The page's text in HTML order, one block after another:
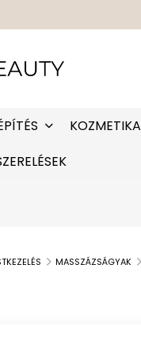
KOZMETIKA
MASSZÁZSÁGYAK